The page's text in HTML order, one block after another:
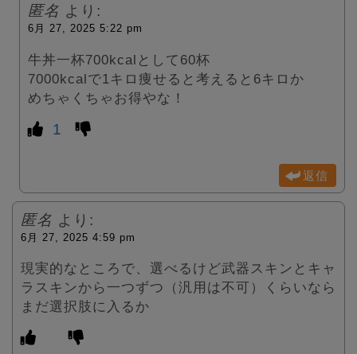
匿名 より:
6月 27, 2025 5:22 pm
牛丼一杯700kcalとして60杯
7000kcalで1キロ痩せると考えると6キロか
めちゃくちゃお得やな！
1
返信
匿名 より:
6月 27, 2025 4:59 pm
現実的なところで、選べるけど武器スキンとキャ
ラスキンから一つずつ（汎用は不可）くらいなら
まだ選択肢に入るか